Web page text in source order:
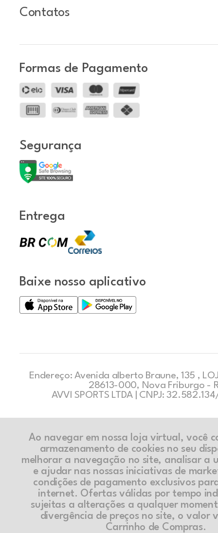
Contatos
Formas de Pagamento
Segurança
Entrega
Baixe nosso aplicativo
Endereço: Avenida alberto Braune, 135 ,
28613-000, Nova Friburgo -
AVVI SPORTS LTDA | CNPJ:
Ao navegar em nossa loja virtual, você
armazenamento de cookies no seu
melhorar a navegação no site, analisar a
e ajudar nas nossas iniciativas de
condições de pagamento exclusivos
internet. Ofertas válidas por tempo
sujeitas a alterações a qualquer
divergência de preços no site, o valor
Carrinho de Compras.